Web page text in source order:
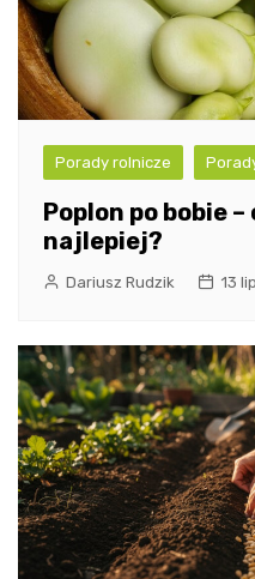
Porady rolnicze
Poplon po bobie
najlepiej?
Dariusz Rudzik 13